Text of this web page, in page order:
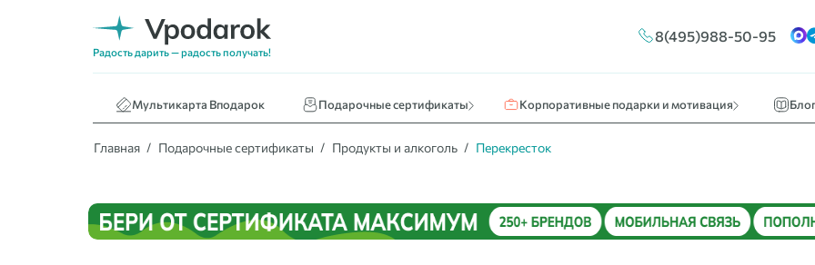
Радость дарить — радость получать!
8(495)988-50-95
Мультикарта Вподарок Подарочные сертификаты
Кино, театр, развлечения
Книги
Корпоративные подарки и мотивация
Массовые выплаты
О нас
Идеи к
Главная Подарочные сертификаты Продукты и алкоголь Перекресток